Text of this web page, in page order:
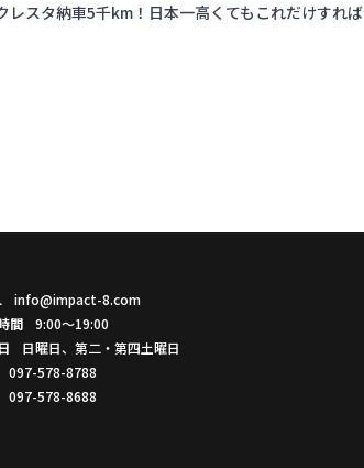
レスタ納車5千km！日本一高くてもこれだけすれば
info@impact-8.com
間
9:00～19:00
日曜日、第二・第四土曜日
097-578-8788
097-578-8688